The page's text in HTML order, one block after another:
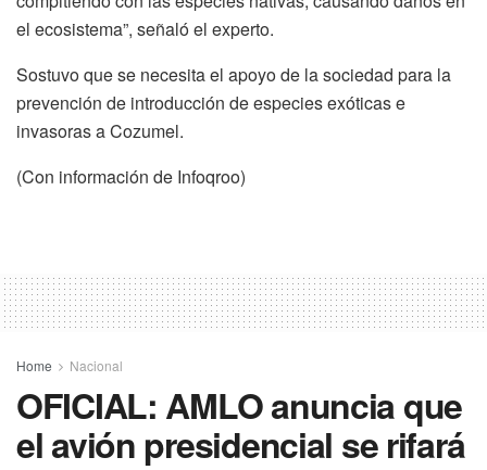
el ecosistema”, señaló el experto.
Sostuvo que se necesita el apoyo de la sociedad para la
prevención de introducción de especies exóticas e
invasoras a Cozumel.
(Con información de Infoqroo)
Home Nacional
OFICIAL: AMLO anuncia que
el avión presidencial se rifará